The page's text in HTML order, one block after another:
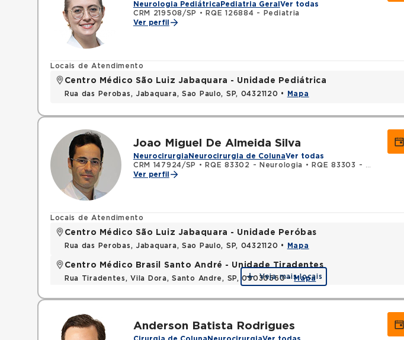
Neurologia Pediátrica Pediatria Geral Ver todas
CRM 219508/SP
•
RQE 126884 - Pediatria
Ver perfil
Locais de Atendimento
Centro Médico São Luiz Jabaquara - Unidade Pediátrica
Rua das Perobas, Jabaquara, Sao Paulo, SP, 04321120 • Mapa
Joao Miguel De Almeida Silva
Neurocirurgia Neurocirurgia de ColunaVer todas
CRM 147924/SP
• RQE 83302 - Neurologia •
RQE 83303 - Neurocirurgia
Ver perfil
Locais de Atendimento
Centro Médico São Luiz Jabaquara - Unidade Peróbas
Rua das Perobas, Jabaquara, Sao Paulo, SP, 04321120 • Mapa
Centro Médico Brasil Santo André - Unidade Tiradentes
Rua Tiradentes, Vila Dora, Santo Andre, SP, 09030560 •Mapa
Veja mais locais
Anderson Batista Rodrigues